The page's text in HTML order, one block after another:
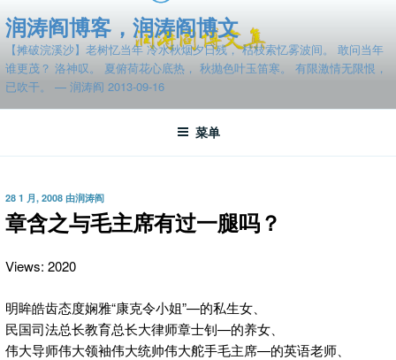
至
容
润涛阎博客，润涛阎博文
【摊破浣溪沙】老树忆当年 冷水秋烟夕日残， 枯枝索忆雾波间。 敢问当年
谁更茂？ 洛神叹。 夏俯荷花心底热， 秋抛色叶玉笛寒。 有限激情无限恨，
已吹干。 — 润涛阎 2013-09-16
菜单
发
布
于
28 1 月, 2008 由润涛阎
章含之与毛主席有过一腿吗？
Views: 2020
明眸皓齿态度娴雅“康克令小姐”—的私生女、
民国司法总长教育总长大律师章士钊—的养女、
伟大导师伟大领袖伟大统帅伟大舵手毛主席—的英语老师、